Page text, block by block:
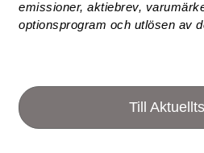
emissioner, aktiebrev,
optionsprogram och utlösen av
Till